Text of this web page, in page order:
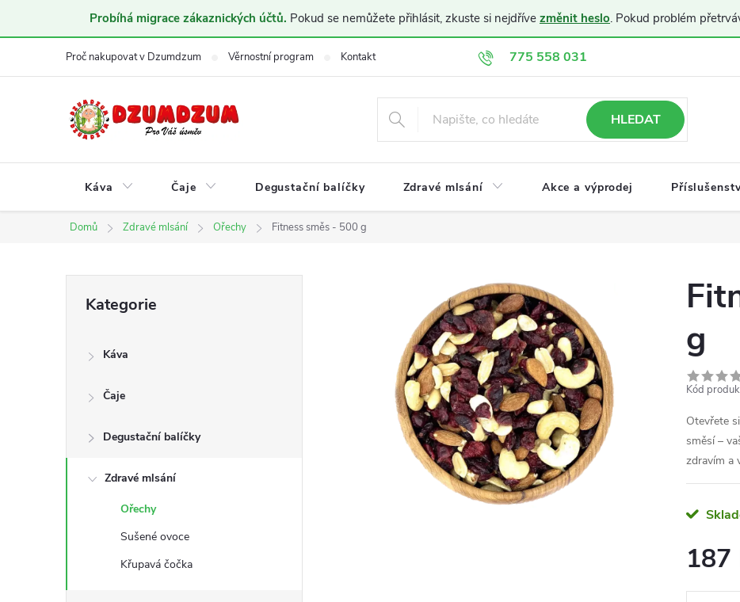
Probíhá migrace zákaznických účtů. Pokud se nemůžete přihlásit, zkuste si nejdříve změnit heslo. Pokud problém
775 558 031
Proč nakupovat v Dzumdzum Věrnostní program Kontakt Doprava a platba Obchodní podmínky
HLEDAT
Káva Čaje Degustační balíčky Zdravé mlsání Akce a výprodej
Domů Zdravé mlsání Ořechy Fitness směs - 500 g
r
kategorie
Kategorie
Káva
Čaje
Degustační balíčky
Zdravé mlsání
Ořechy
Sušené ovoce
Křupavá čočka
g
Kód
Otevřete
směsí –
zdravím a
187